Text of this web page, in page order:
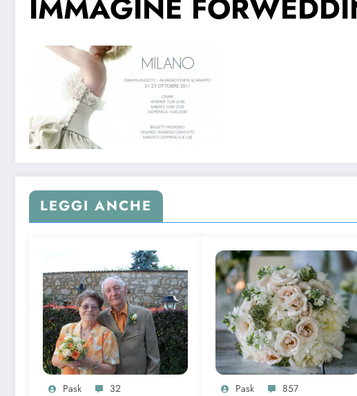
LEGGI ANCHE
Pask 32 Pask 857